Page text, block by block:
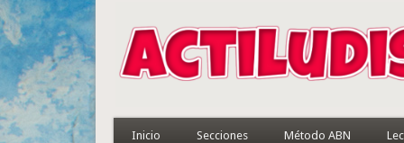
Inicio Secciones Método ABN